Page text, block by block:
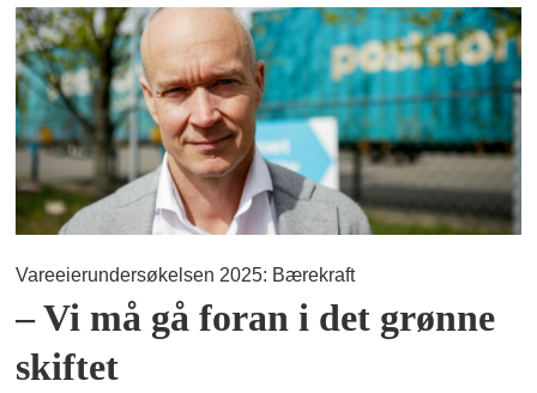
Vareeierundersøkelsen 2025: Bærekraft
– Vi må gå foran i det grønne
skiftet